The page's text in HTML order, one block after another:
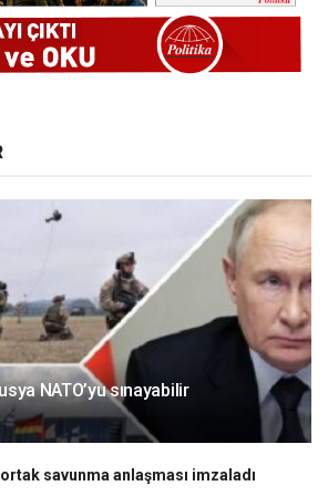
NATO’yu sınayabilir
savunma anlaşması imzaladı